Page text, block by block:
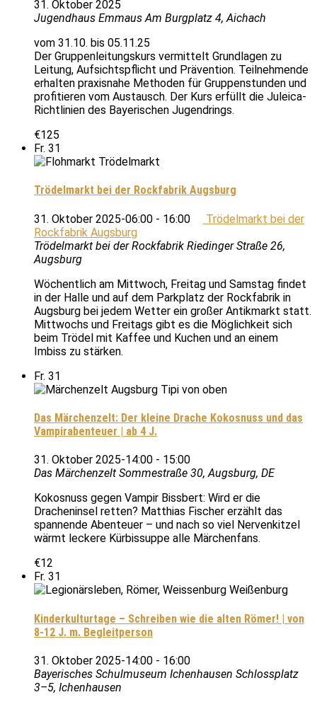
31. Oktober 2025
Jugendhaus EmmausAm Burgplatz 4, Aichach
vom 31.10. bis 05.11.25
Der Gruppenleitungskurs vermittelt Grundlagen zu
Leitung, Aufsichtspflicht und Prävention. Teilnehmende
erhalten praxisnahe Methoden für Gruppenstunden und
profitieren vom Austausch. Der Kurs erfüllt die Juleica-
Richtlinien des Bayerischen Jugendrings.
€125
Fr. 31
Trödelmarkt bei der Rockfabrik Augsburg
31. Oktober 2025-06:00 - 16:00
Trödelmarkt bei der
Rockfabrik Augsburg
Trödelmarkt bei der Rockfabrik Riedinger Straße 26,
Augsburg
Wöchentlich am Mittwoch, Freitag und Samstag findet
in der Halle und auf dem Parkplatz der Rockfabrik in
Augsburg bei jedem Wetter ein großer Antikmarkt statt.
Mittwochs und Freitags gibt es die Möglichkeit sich
beim Trödel mit Kaffee und Kuchen und an einem
Imbiss zu stärken.
Fr. 31
Das Märchenzelt: Der kleine Drache Kokosnuss und das
Vampirabenteuer | ab 4 J.
31. Oktober 2025-14:00 - 15:00
Das Märchenzelt Sommestraße 30, Augsburg, DE
Kokosnuss gegen Vampir Bissbert: Wird er die
Dracheninsel retten? Matthias Fischer erzählt das
spannende Abenteuer – und nach so viel Nervenkitzel
wärmt leckere Kürbissuppe alle Märchenfans.
€12
Fr. 31
Kinderkulturtage – Schreiben wie die alten Römer! | von
8-12 J. m. Begleitperson
31. Oktober 2025-14:00 - 16:00
Bayerisches Schulmuseum Ichenhausen Schlossplatz
3–5, Ichenhausen